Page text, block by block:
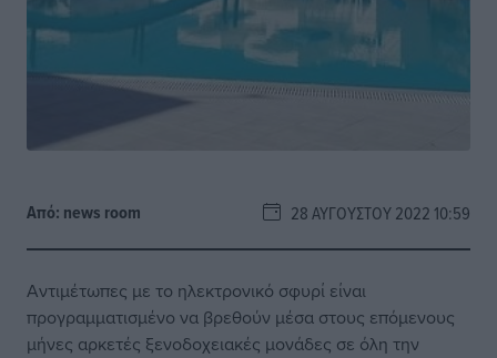
Από: news room 28 ΑΥΓΟΎΣΤΟΥ 2022 10:59
Αντιμέτωπες με το ηλεκτρονικό σφυρί είναι
προγραμματισμένο να βρεθούν μέσα στους επόμενους
μήνες αρκετές ξενοδοχειακές μονάδες σε όλη την